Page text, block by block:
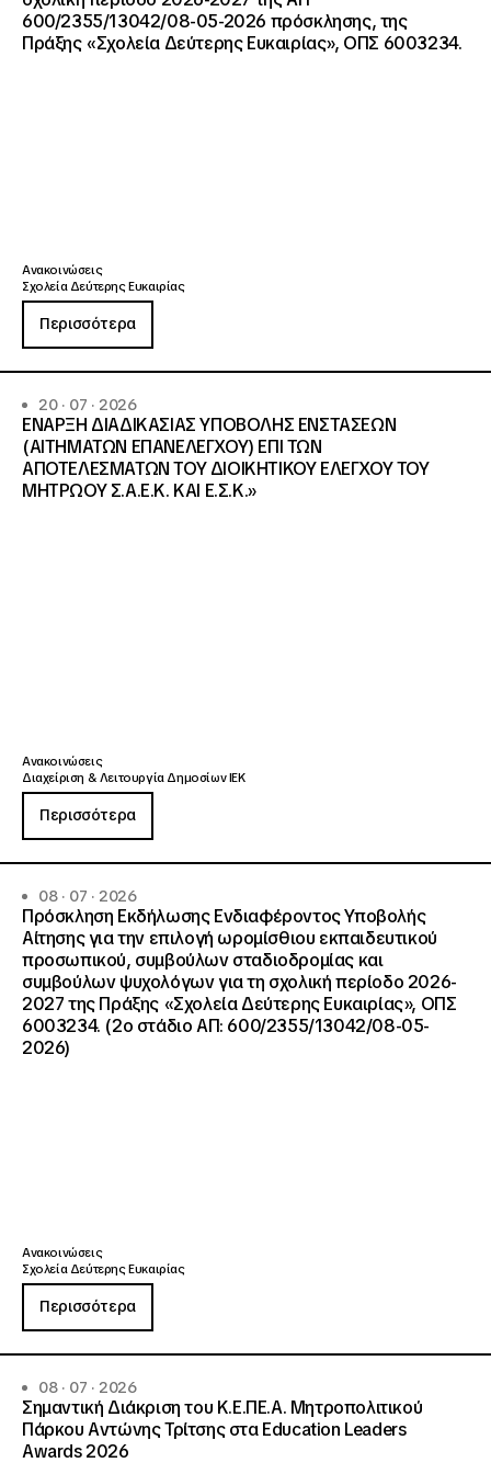
600/2355/13042/08-05-2026 πρόσκλησης, της
Πράξης «Σχολεία Δεύτερης Ευκαιρίας», ΟΠΣ 6003234.
Ανακοινώσεις
Σχολεία Δεύτερης Ευκαιρίας
Περισσότερα
20 · 07 · 2026
ΕΝΑΡΞΗ ΔΙΑΔΙΚΑΣΙΑΣ ΥΠΟΒΟΛΗΣ ΕΝΣΤΑΣΕΩΝ
(ΑΙΤΗΜΑΤΩΝ ΕΠΑΝΕΛΕΓΧΟΥ) ΕΠΙ ΤΩΝ
ΑΠΟΤΕΛΕΣΜΑΤΩΝ ΤΟΥ ΔΙΟΙΚΗΤΙΚΟΥ ΕΛΕΓΧΟΥ ΤΟΥ
ΜΗΤΡΩΟΥ Σ.Α.Ε.Κ. ΚΑΙ Ε.Σ.Κ.»
Ανακοινώσεις
Διαχείριση & Λειτουργία Δημοσίων ΙΕΚ
Περισσότερα
08 · 07 · 2026
Πρόσκληση Εκδήλωσης Ενδιαφέροντος Υποβολής
Αίτησης για την επιλογή ωρομίσθιου εκπαιδευτικού
προσωπικού, συμβούλων σταδιοδρομίας και
συμβούλων ψυχολόγων για τη σχολική περίοδο 2026-
2027 της Πράξης «Σχολεία Δεύτερης Ευκαιρίας», ΟΠΣ
6003234. (2ο στάδιο ΑΠ: 600/2355/13042/08-05-
2026)
Ανακοινώσεις
Σχολεία Δεύτερης Ευκαιρίας
Περισσότερα
08 · 07 · 2026
Σημαντική Διάκριση του Κ.Ε.ΠΕ.Α. Μητροπολιτικού
Πάρκου Αντώνης Τρίτσης στα Education Leaders
Awards 2026